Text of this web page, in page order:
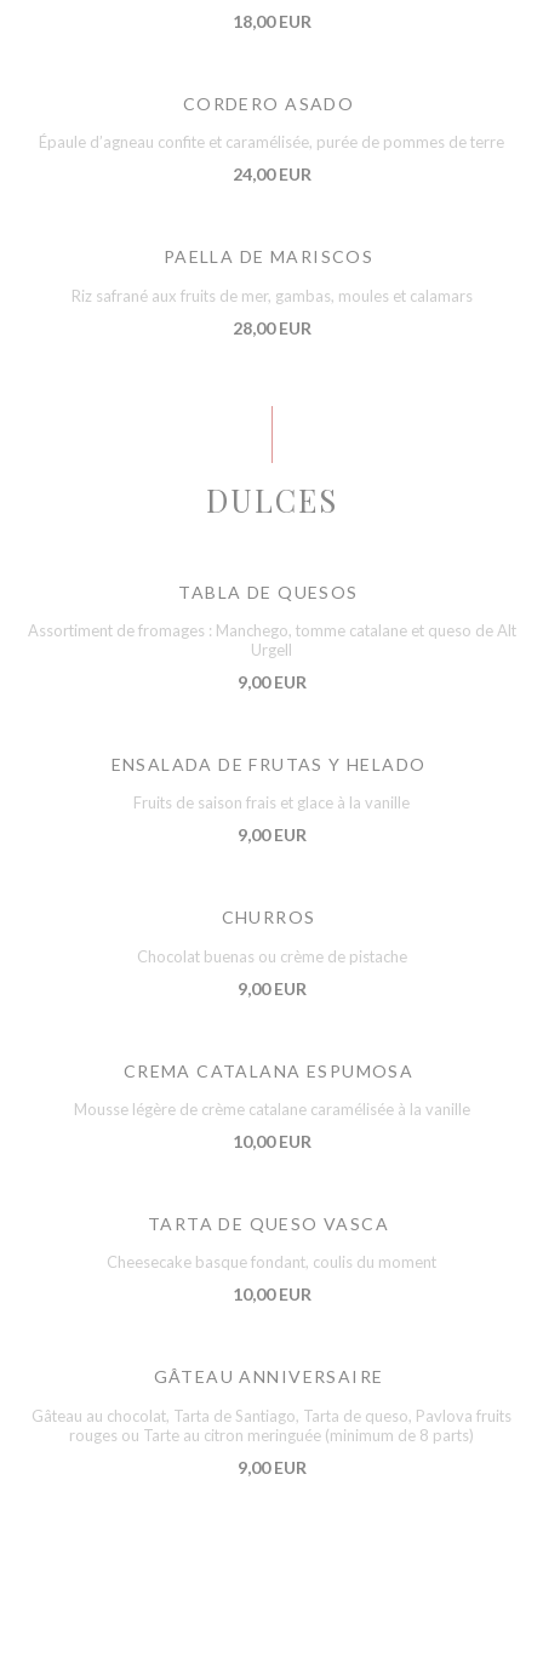
18,00 EUR
CORDERO ASADO
Épaule d’agneau confite et caramélisée, purée de pommes de terre
24,00 EUR
PAELLA DE MARISCOS
Riz safrané aux fruits de mer, gambas, moules et calamars
28,00 EUR
DULCES
TABLA DE QUESOS
Assortiment de fromages : Manchego, tomme catalane et queso de Alt
Urgell
9,00 EUR
ENSALADA DE FRUTAS Y HELADO
Fruits de saison frais et glace à la vanille
9,00 EUR
CHURROS
Chocolat buenas ou crème de pistache
9,00 EUR
CREMA CATALANA ESPUMOSA
Mousse légère de crème catalane caramélisée à la vanille
10,00 EUR
TARTA DE QUESO VASCA
Cheesecake basque fondant, coulis du moment
10,00 EUR
GÂTEAU ANNIVERSAIRE
Gâteau au chocolat, Tarta de Santiago, Tarta de queso, Pavlova fruits
rouges ou Tarte au citron meringuée (minimum de 8 parts)
9,00 EUR